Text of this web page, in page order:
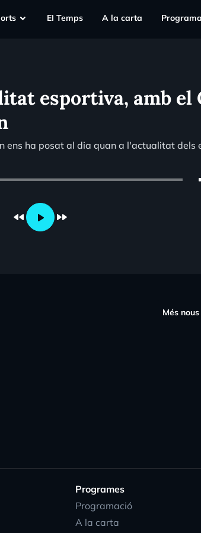
EI Temps A la carta
esportiva, amb el
ens ha posat al dia quan a l'actualitat dels
fast_rewind play_arrow fast_forward
Més nous
Programes
Programació
A la carta